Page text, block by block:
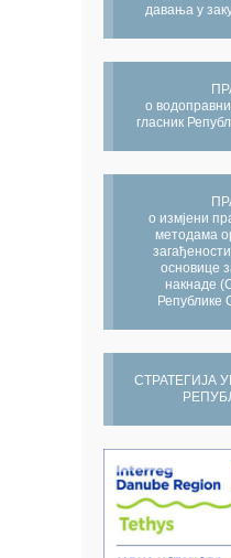
давања у
о
гласник
о измјени
методама
основице
накнаде
Републике
СТРАТЕГИЈА